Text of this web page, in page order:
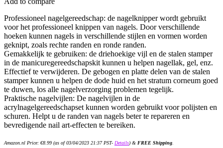
Professioneel nagelgereedschap: de nagelknipper wordt gebruikt
voor het professioneel knippen van nagels. Door verschillende
hoeken kunnen nagels in verschillende stijlen en vormen worden
geknipt, zoals rechte randen en ronde randen.
Gemakkelijk te gebruiken: de driehoekige vijl en de stalen stamper
in de manicuregereedschapskit kunnen u helpen nagellak, gel, enz.
Effectief te verwijderen. De gebogen en platte delen van de stalen
stamper kunnen u helpen de dode huid en het stratum corneum goed
te duwen, los alle nagelverzorging problemen tegelijk.
Praktische nagelvijlen: De nagelvijlen in de
acrylnagelgereedschapset kunnen worden gebruikt voor polijsten en
schuren. Helpt u de randen van nagels beter te repareren en
bevredigende nail art-effecten te bereiken.
Amazon.nl Price: €8.99 (as of 03/04/2023 21:37 PST- Details) & FREE Shipping